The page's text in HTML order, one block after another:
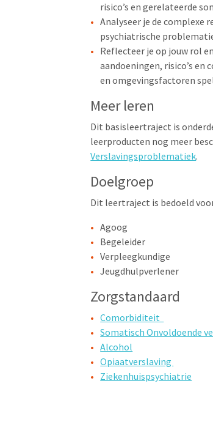
risico’s en gerelateerde
Analyseer je de
psychiatrische
Reflecteer je op jouw rol
aandoeningen, risico’s en
en omgevingsfactoren
Meer leren
Dit basisleertraject is
leerproducten nog meer
Verslavingsproblematiek.
Doelgroep
Dit leertraject is bedoeld
Agoog
Begeleider
Verpleegkundige
Jeugdhulpverlener
Zorgstandaard
Comorbiditeit
Somatisch Onvoldoende
Alcohol
Opiaatverslaving
Ziekenhuispsychiatrie